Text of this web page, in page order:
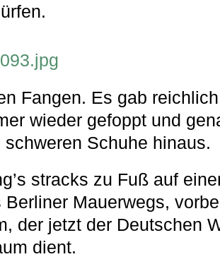
Fangen. Es gab
wieder gefoppt und
schweren Schuhe hinaus.
stracks zu Fuß auf
Berliner Mauerwegs,
der jetzt der Deutschen
dient.